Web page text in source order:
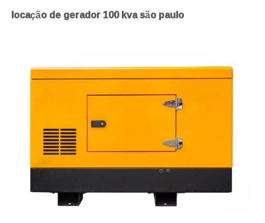
locação de gerador 100 kva são paulo